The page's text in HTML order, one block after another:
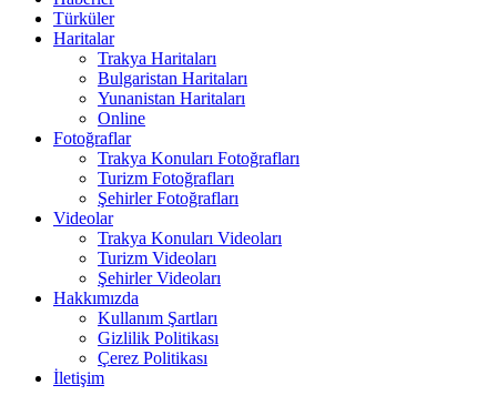
Türküler
Haritalar
Trakya Haritaları
Bulgaristan Haritaları
Yunanistan Haritaları
Online
Fotoğraflar
Trakya Konuları Fotoğrafları
Turizm Fotoğrafları
Şehirler Fotoğrafları
Videolar
Trakya Konuları Videoları
Turizm Videoları
Şehirler Videoları
Hakkımızda
Kullanım Şartları
Gizlilik Politikası
Çerez Politikası
İletişim